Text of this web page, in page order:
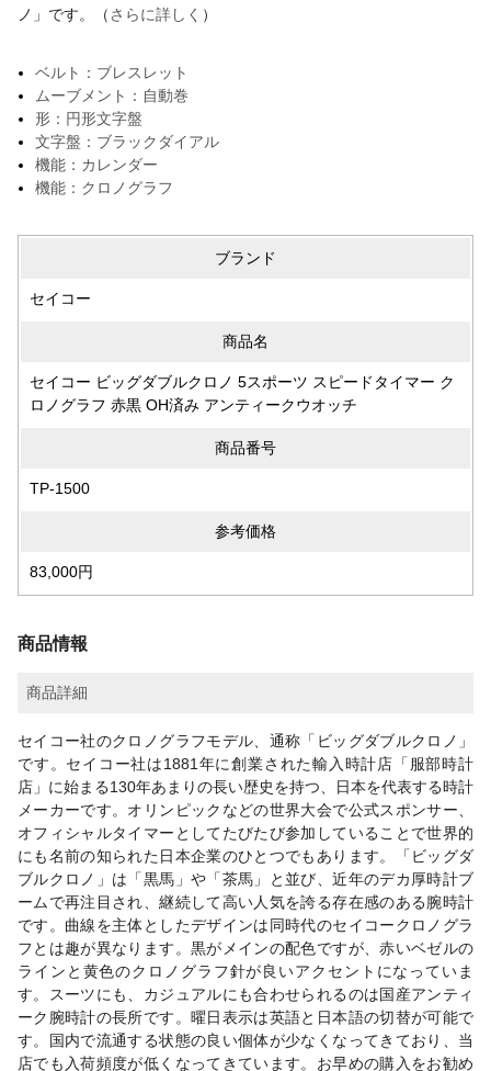
ノ」です。（ さらに詳しく ）
ベルト：ブレスレット
ムーブメント：自動巻
形：円形文字盤
文字盤：ブラックダイアル
機能：カレンダー
機能：クロノグラフ
ブランド
セイコー
商品名
セイコー ビッグダブルクロノ 5スポーツ スピードタイマー ク
ロノグラフ 赤黒 OH済み アンティークウオッチ
商品番号
TP-1500
参考価格
83,000円
商品情報
商品詳細
セイコー社のクロノグラフモデル、通称「ビッグダブルクロノ」
です。セイコー社は1881年に創業された輸入時計店「服部時計
店」に始まる130年あまりの長い歴史を持つ、日本を代表する時計
メーカーです。オリンピックなどの世界大会で公式スポンサー、
オフィシャルタイマーとしてたびたび参加していることで世界的
にも名前の知られた日本企業のひとつでもあります。「ビッグダ
ブルクロノ」は「黒馬」や「茶馬」と並び、近年のデカ厚時計ブ
ームで再注目され、継続して高い人気を誇る存在感のある腕時計
です。曲線を主体としたデザインは同時代のセイコークロノグラ
フとは趣が異なります。黒がメインの配色ですが、赤いベゼルの
ラインと黄色のクロノグラフ針が良いアクセントになっていま
す。スーツにも、カジュアルにも合わせられるのは国産アンティ
ーク腕時計の長所です。曜日表示は英語と日本語の切替が可能で
す。国内で流通する状態の良い個体が少なくなってきており、当
店でも入荷頻度が低くなってきています。お早めの購入をお勧め